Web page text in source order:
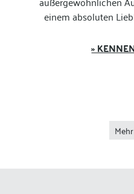
einem absoluten
»